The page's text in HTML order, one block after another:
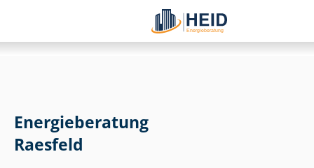
Energieberatung
Raesfeld